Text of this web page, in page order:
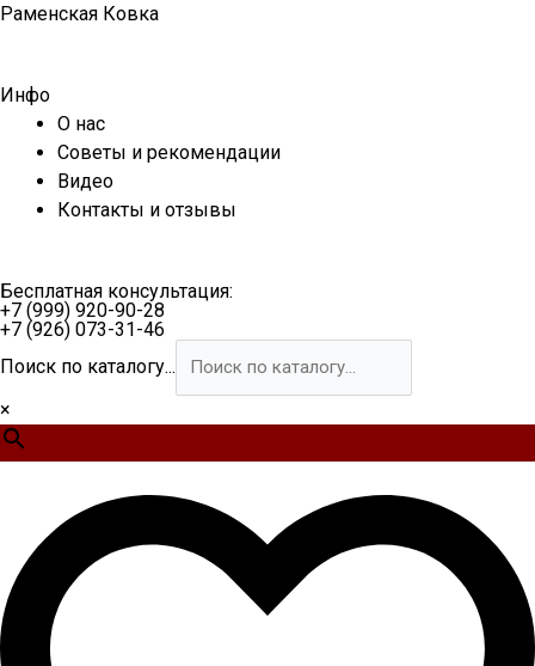
Перейти
Раменская Ковка
Инфо
О нас
Советы и рекомендации
Видео
Контакты и отзывы
Бесплатная консультация:
+7 (999) 920-90-28
+7 (926) 073-31-46
Поиск по каталогу...
×